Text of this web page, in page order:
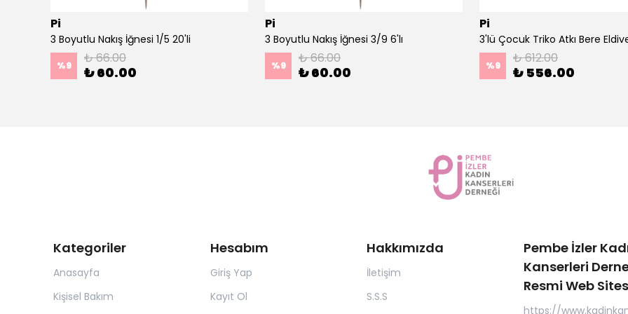
Pi
3 Boyutlu Nakış İğnesi 1/5 20'li
%9 ₺ 66.00
₺ 60.00
Pi
3 Boyutlu Nakış İğnesi 3/9 6'lı
%9 ₺ 66.00
₺ 60.00
Pi
%9 ₺ 612.00
₺ 556.00
Kategoriler
Anasayfa
Kişisel Bakım
Hesabım
Giriş Yap
Kayıt Ol
Hakkımızda
İletişim
S.S.S
Pembe İzler
Kanserleri
Resmi Web
https://